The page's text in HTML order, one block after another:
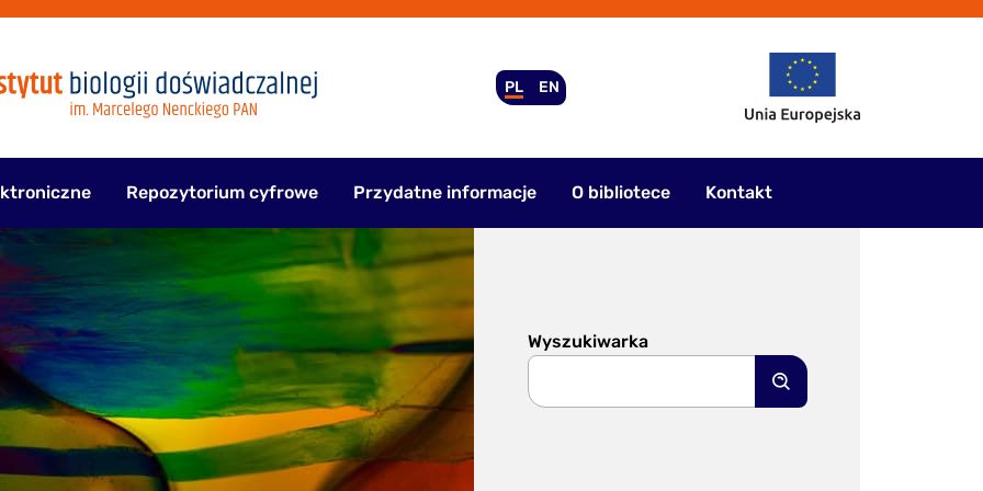
PL EN
Repozytorium cyfrowe Przydatne informacje O bibliotece Kontakt
Wyszukiwarka
Szukaj